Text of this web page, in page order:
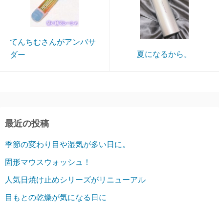
てんちむさんがアンバサ
ダー
夏になるから。
最近の投稿
季節の変わり目や湿気が多い日に。
固形マウスウォッシュ！
人気日焼け止めシリーズがリニューアル
目もとの乾燥が気になる日に